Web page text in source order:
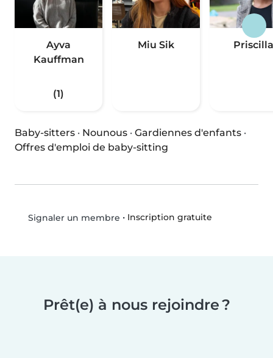
Ayva
Kauffman
(1)
Miu Sik Priscilla
Baby-sitters · Nounous · Gardiennes d'enfants ·
Offres d'emploi de baby-sitting
Signaler un membre • Inscription gratuite
Prêt(e) à nous rejoindre ?